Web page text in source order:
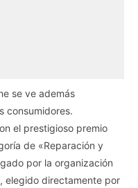
se ve además
consumidores.
el prestigioso premio
de «Reparación y
por la organización
elegido directamente por